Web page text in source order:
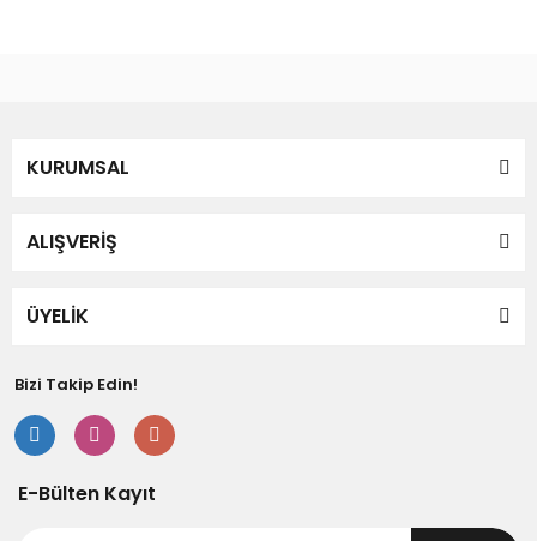
Ürün resmi kalitesiz, bozuk veya görüntülenemiyor.
Ürün bilgilerinde hatalar bulunuyor.
Bu ürüne benzer farklı alternatifler olmalı.
KURUMSAL
ALIŞVERİŞ
ÜYELİK
Bizi Takip Edin!
E-Bülten Kayıt